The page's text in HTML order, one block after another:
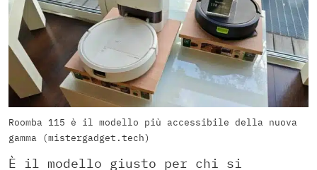
Roomba 115 è il modello più accessibile della nuova
gamma (mistergadget.tech)
È il modello giusto per chi si